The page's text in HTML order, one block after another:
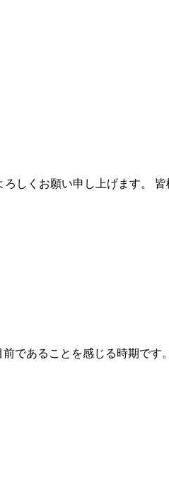
しくお願い申し上げます。 皆
であることを感じる時期です